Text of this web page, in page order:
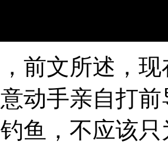
前文所述，现
动手亲自打
鱼，不应该